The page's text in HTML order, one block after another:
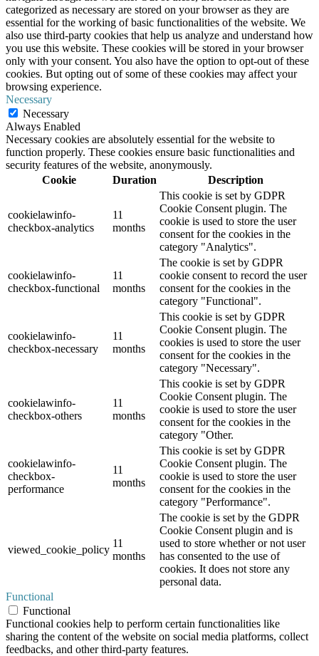
categorized as necessary are stored on your browser as they are
essential for the working of basic functionalities of the website. We
also use third-party cookies that help us analyze and understand how
you use this website. These cookies will be stored in your browser
only with your consent. You also have the option to opt-out of these
cookies. But opting out of some of these cookies may affect your
browsing experience.
Necessary
Necessary
Always Enabled
Necessary cookies are absolutely essential for the website to
function properly. These cookies ensure basic functionalities and
security features of the website, anonymously.
Cookie
Duration Description
cookielawinfo-
checkbox-analytics
11
months
This cookie is set by GDPR
Cookie Consent plugin. The
cookie is used to store the user
consent for the cookies in the
category "Analytics".
cookielawinfo-
checkbox-functional
11
months
The cookie is set by GDPR
cookie consent to record the user
consent for the cookies in the
category "Functional".
cookielawinfo-
checkbox-necessary
11
months
This cookie is set by GDPR
Cookie Consent plugin. The
cookies is used to store the user
consent for the cookies in the
category "Necessary".
cookielawinfo-
checkbox-others
11
months
This cookie is set by GDPR
Cookie Consent plugin. The
cookie is used to store the user
consent for the cookies in the
category "Other.
cookielawinfo-
checkbox-
performance
11
months
This cookie is set by GDPR
Cookie Consent plugin. The
cookie is used to store the user
consent for the cookies in the
category "Performance".
viewed_cookie_policy
11
months
The cookie is set by the GDPR
Cookie Consent plugin and is
used to store whether or not user
has consented to the use of
cookies. It does not store any
personal data.
Functional
Functional
Functional cookies help to perform certain functionalities like
sharing the content of the website on social media platforms, collect
feedbacks, and other third-party features.